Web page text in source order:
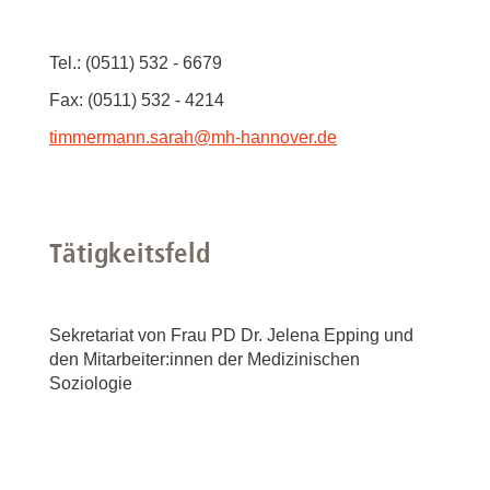
Tel.: (0511) 532 - 6679
Fax: (0511) 532 - 4214
timmermann.sarah@mh-hannover.de
Tätigkeitsfeld
Sekretariat von Frau PD Dr. Jelena Epping und
den Mitarbeiter:innen der Medizinischen
Soziologie